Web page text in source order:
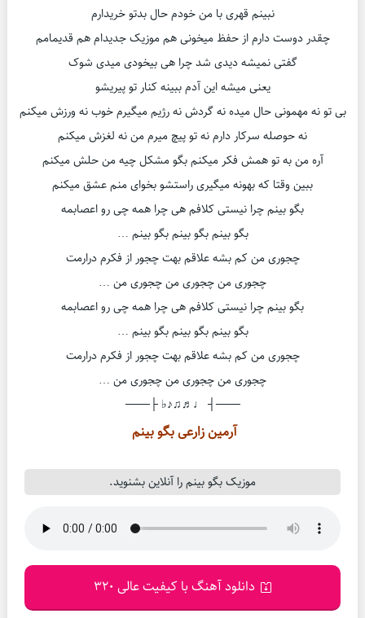
نبینم قهری با من خودم حال بدتو خریدارم
چقدر دوست دارم از حفظ میخونی‌ هم موزیک جدیدام هم قدیمامم
گفتی نمیشه دیدی شد چرا هی بیخودی میدی شوک
یعنی میشه این آدم ببینه کنار تو پیریشو
بی تو نه مهمونی ‌حال میده نه گردش نه رژیم‌ میگیرم خوب نه ورزش میکنم
نه حوصله سرکار دارم نه تو پیچ میرم من نه لغزش میکنم
آره من به تو همش فکر میکنم بگو مشکل چیه من حلش میکنم
ببین وقتا که بهونه میگیری راستشو بخوای منم عشق میکنم
بگو بینم چرا نیستی کلافم هی چرا همه چی رو اعصابمه
بگو بینم بگو بینم بگو بینم …
چجوری من کم بشه علاقم بهت چجور از فکرم درارمت
چجوری من چجوری من چجوری من …
بگو بینم چرا نیستی کلافم هی چرا همه چی رو اعصابمه
بگو بینم بگو بینم بگو بینم …
چجوری من کم بشه علاقم بهت چجور از فکرم درارمت
چجوری من چجوری من چجوری من …
───┤ ♩♬♫♪♭ ├───
آرمین زارعی بگو بینم
موزیک بگو بینم را آنلاین بشنوید.
دانلود آهنگ با کیفیت عالی 320